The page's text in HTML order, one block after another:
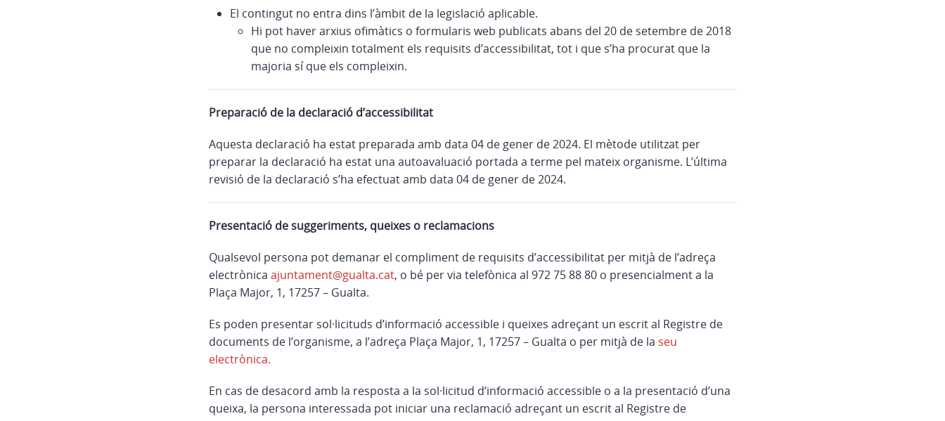
El contingut no entra dins l’àmbit de la legislació aplicable.
Hi pot haver arxius ofimàtics o formularis web publicats abans del 20 de setembre de 2018
que no compleixin totalment els requisits d’accessibilitat, tot i que s’ha procurat que la
majoria sí que els compleixin.
Preparació de la declaració d’accessibilitat
Aquesta declaració ha estat preparada amb data 04 de gener de 2024. El mètode utilitzat per
preparar la declaració ha estat una autoavaluació portada a terme pel mateix organisme. L’última
revisió de la declaració s’ha efectuat amb data 04 de gener de 2024.
Presentació de suggeriments, queixes o reclamacions
Qualsevol persona pot demanar el compliment de requisits d’accessibilitat per mitjà de l’adreça
electrònica ajuntament@gualta.cat, o bé per via telefònica al 972 75 88 80 o presencialment a la
Plaça Major, 1, 17257 – Gualta.
Es poden presentar sol·licituds d’informació accessible i queixes adreçant un escrit al Registre de
documents de l’organisme, a l’adreça Plaça Major, 1, 17257 – Gualta o per mitjà de la seu
electrònica.
En cas de desacord amb la resposta a la sol·licitud d’informació accessible o a la presentació d’una
queixa, la persona interessada pot iniciar una reclamació adreçant un escrit al Registre de